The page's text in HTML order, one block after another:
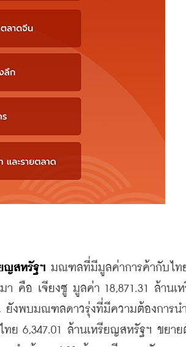
ญสหรัฐฯ มณฑลที่มีมูลค่าการค้ากับไท
คือ เจียงซู มูลค่า 18,871.31 ล้านเ
งพบมณฑลดาวรุ่งที่มีความต้องการนำ
ย 6,347.01 ล้านเหรียญสหรัฐฯ ขยาย